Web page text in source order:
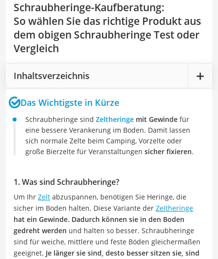
Schraubheringe-Kaufberatung:
So wählen Sie das richtige Produkt aus
dem obigen Schraubheringe Test oder
Vergleich
Inhaltsverzeichnis
Das Wichtigste in Kürze
Schraubheringe sind Zeltheringe mit Gewinde für
eine bessere Verankerung im Boden. Damit lassen
sich normale Zelte beim Camping, Vorzelte oder
große Bierzelte für Veranstaltungen sicher fixieren.
1. Was sind Schraubheringe?
Um Ihr Zelt abzuspannen, benötigen Sie Heringe, die
sicher im Boden halten. Diese Variante der Zeltheringe
hat ein Gewinde. Dadurch können sie in den Boden
gedreht werden und halten so besser. Schraubheringe
sind für weiche, mittlere und feste Böden gleichermaßen
geeignet. Je länger sie sind, desto besser sitzen sie, sind